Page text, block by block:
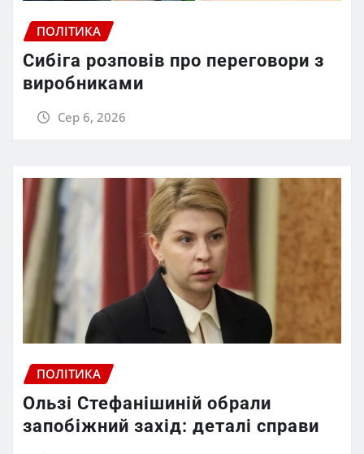
ПОЛІТИКА
Сибіга розповів про переговори з
виробниками
Сер 6, 2026
ПОЛІТИКА
Ользі Стефанішиній обрали
запобіжний захід: деталі справи